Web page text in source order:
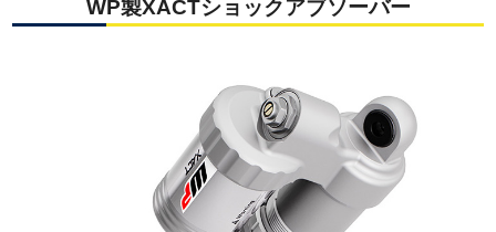
WP製XACTショックアブソーバー